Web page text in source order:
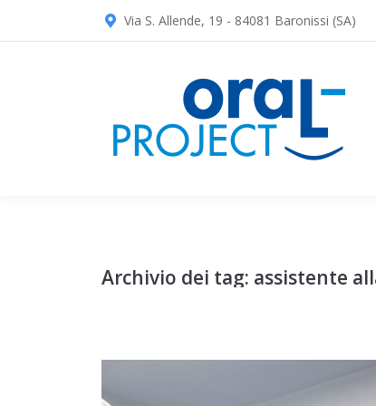
Via S. Allende, 19 - 84081 Baronissi (SA)
Archivio dei tag: assistente